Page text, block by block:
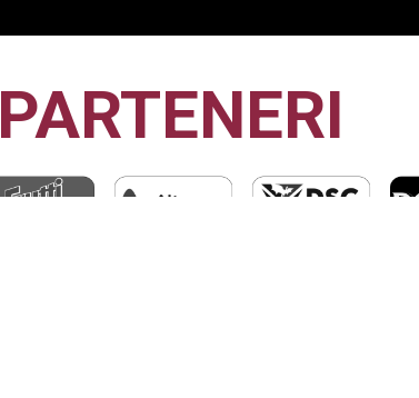
PARTENERI